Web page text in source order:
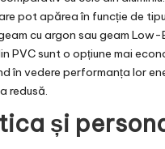
pot apărea în funcție de
cu argon sau geam Low-
PVC sunt o opțiune mai
în vedere performanța lor
redusă.
și